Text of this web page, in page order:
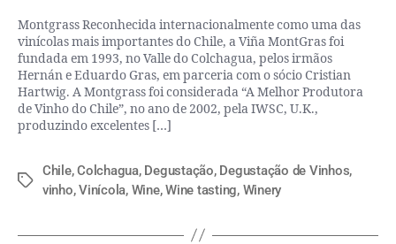
Montgrass Reconhecida internacionalmente como uma das
vinícolas mais importantes do Chile, a Viña MontGras foi
fundada em 1993, no Valle do Colchagua, pelos irmãos
Hernán e Eduardo Gras, em parceria com o sócio Cristian
Hartwig. A Montgrass foi considerada “A Melhor Produtora
de Vinho do Chile”, no ano de 2002, pela IWSC, U.K.,
produzindo excelentes […]
Chile,Colchagua, Degustação, Degustação de Vinhos,
vinho,Vinícola, Wine,Wine tasting, Winery